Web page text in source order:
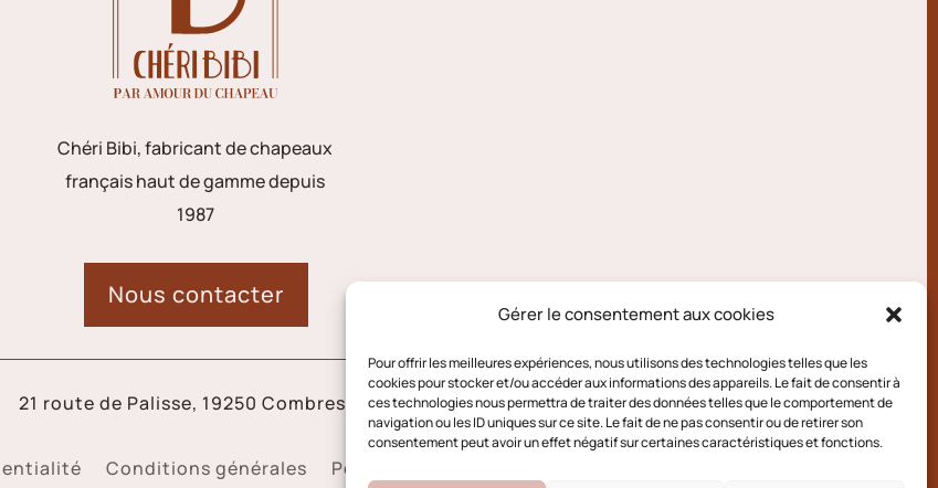
Gérer le consentement aux cookies
Pour offrir les meilleures expériences, nous utilisons des technologies telles que les
cookies pour stocker et/ou accéder aux informations des appareils. Le fait de consentir à
ces technologies nous permettra de traiter des données telles que le comportement de
navigation ou les ID uniques sur ce site. Le fait de ne pas consentir ou de retirer son
consentement peut avoir un effet négatif sur certaines caractéristiques et fonctions.
Chéri Bibi, fabricant de chapeaux
français haut de gamme depuis
1987
Nous contacter
21 route de Palisse, 19250 Combressol
Conditions générales Politique de cookies (UE)